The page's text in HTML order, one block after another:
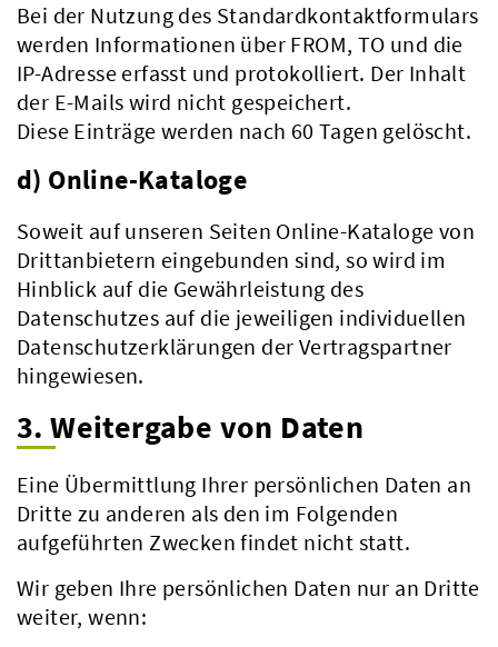
Verwaltung
Bei der Nutzung des Standardkontaktformulars
werden Informationen über FROM, TO und die
IP-Adresse erfasst und protokolliert. Der Inhalt
der E-Mails wird nicht gespeichert.
Diese Einträge werden nach 60 Tagen gelöscht.
d) Online-Kataloge
Soweit auf unseren Seiten Online-Kataloge von
Drittanbietern eingebunden sind, so wird im
Hinblick auf die Gewährleistung des
Datenschutzes auf die jeweiligen individuellen
Datenschutzerklärungen der Vertragspartner
hingewiesen.
3. Weitergabe von Daten
Eine Übermittlung Ihrer persönlichen Daten an
Dritte zu anderen als den im Folgenden
aufgeführten Zwecken findet nicht statt.
Wir geben Ihre persönlichen Daten nur an Dritte
weiter, wenn: